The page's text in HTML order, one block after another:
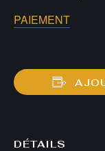
PAIEMENT
DÉTAILS